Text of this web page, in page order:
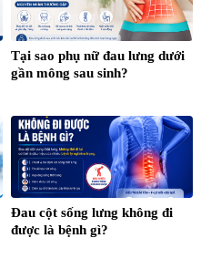
Tại sao phụ nữ đau lưng dưới
gần mông sau sinh?
Đau cột sống lưng không đi
được là bệnh gì?